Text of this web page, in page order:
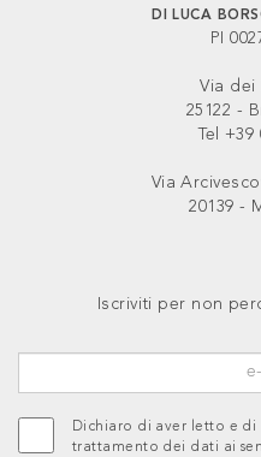
DI LUCA
PI
Via dei
25122 -
Tel +39
Via
20139 -
Iscriviti per non
Dichiaro di aver letto e di
trattamento dei dati ai